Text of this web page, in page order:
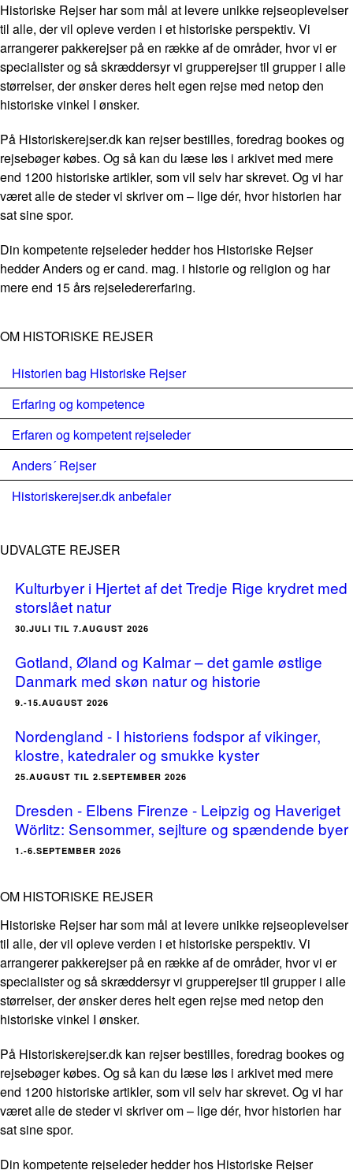
Historiske Rejser har som mål at levere unikke rejseoplevelser
til alle, der vil opleve verden i et historiske perspektiv. Vi
arrangerer pakkerejser på en række af de områder, hvor vi er
specialister og så skræddersyr vi grupperejser til grupper i alle
størrelser, der ønsker deres helt egen rejse med netop den
historiske vinkel I ønsker.
På Historiskerejser.dk kan rejser bestilles, foredrag bookes og
rejsebøger købes. Og så kan du læse løs i arkivet med mere
end 1200 historiske artikler, som vil selv har skrevet. Og vi har
været alle de steder vi skriver om – lige dér, hvor historien har
sat sine spor.
Din kompetente rejseleder hedder hos Historiske Rejser
hedder Anders og er cand. mag. i historie og religion og har
mere end 15 års rejseledererfaring.
OM HISTORISKE REJSER
Historien bag Historiske Rejser
Erfaring og kompetence
Erfaren og kompetent rejseleder
Anders´ Rejser
Historiskerejser.dk anbefaler
UDVALGTE REJSER
Kulturbyer i Hjertet af det Tredje Rige krydret med
storslået natur
30.JULI TIL 7.AUGUST 2026
Gotland, Øland og Kalmar – det gamle østlige
Danmark med skøn natur og historie
9.-15.AUGUST 2026
Nordengland - I historiens fodspor af vikinger,
klostre, katedraler og smukke kyster
25.AUGUST TIL 2.SEPTEMBER 2026
Dresden - Elbens Firenze - Leipzig og Haveriget
Wörlitz: Sensommer, sejlture og spændende byer
1.-6.SEPTEMBER 2026
OM HISTORISKE REJSER
Historiske Rejser har som mål at levere unikke rejseoplevelser
til alle, der vil opleve verden i et historiske perspektiv. Vi
arrangerer pakkerejser på en række af de områder, hvor vi er
specialister og så skræddersyr vi grupperejser til grupper i alle
størrelser, der ønsker deres helt egen rejse med netop den
historiske vinkel I ønsker.
På Historiskerejser.dk kan rejser bestilles, foredrag bookes og
rejsebøger købes. Og så kan du læse løs i arkivet med mere
end 1200 historiske artikler, som vil selv har skrevet. Og vi har
været alle de steder vi skriver om – lige dér, hvor historien har
sat sine spor.
Din kompetente rejseleder hedder hos Historiske Rejser